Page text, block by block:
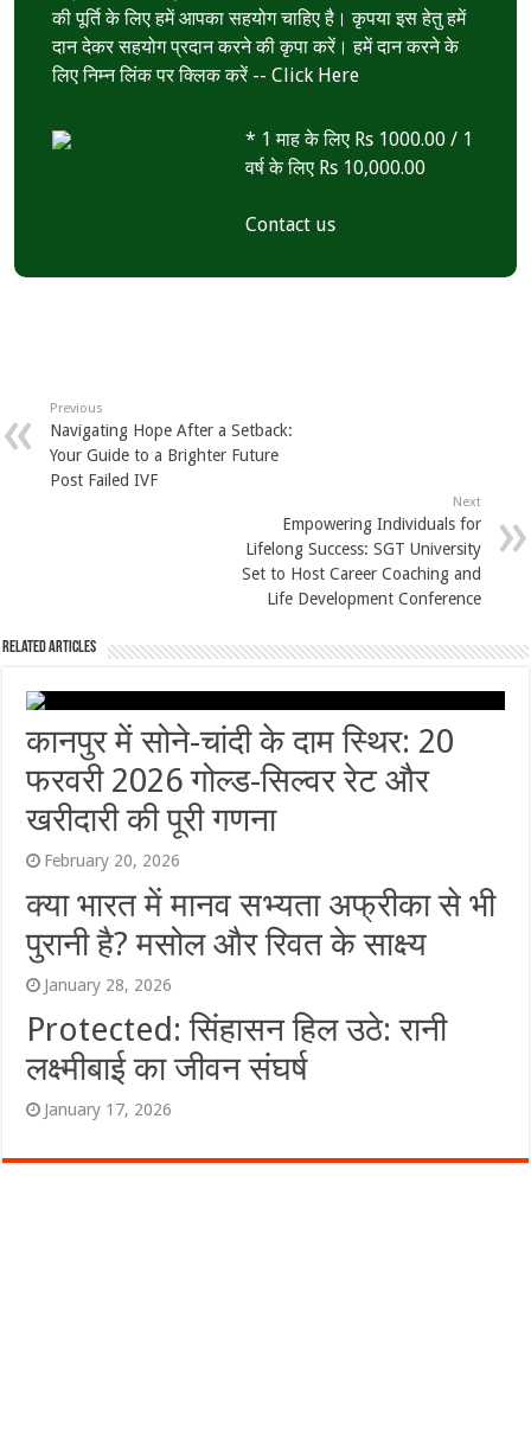
की पूर्ति के लिए हमें आपका सहयोग चाहिए है। कृपया इस हेतु हमें
दान देकर सहयोग प्रदान करने की कृपा करें। हमें दान करने के
लिए निम्न लिंक पर क्लिक करें --Click Here
* 1 माह के लिए Rs 1000.00 / 1
वर्ष के लिए Rs 10,000.00
Contact us
Previous
Navigating Hope After a Setback:
Your Guide to a Brighter Future
Post Failed IVF
Next
Empowering Individuals for
Lifelong Success: SGT University
Set to Host Career Coaching and
Life Development Conference
Related Articles
कानपुर में सोने-चांदी के दाम स्थिर: 20
फरवरी 2026 गोल्ड-सिल्वर रेट और
खरीदारी की पूरी गणना
February 20, 2026
क्या भारत में मानव सभ्यता अफ्रीका से भी
पुरानी है? मसोल और रिवत के साक्ष्य
January 28, 2026
Protected: सिंहासन हिल उठे: रानी
लक्ष्मीबाई का जीवन संघर्ष
January 17, 2026